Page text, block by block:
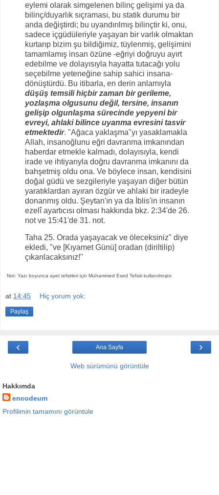
eylemi olarak simgelenen bilinç gelişimi ya da
bilinç/duyarlık sıçraması, bu statik durumu bir
anda değiştirdi; bu uyandırılmış bilinçtir ki, onu,
sadece içgüdüleriyle yaşayan bir varlık olmaktan
kurtarıp bizim şu bildiğimiz, tüylenmiş, gelişimini
tamamlamış insan özüne -eğriyi doğruyu ayırt
edebilme ve dolayısıyla hayatta tutacağı yolu
seçebilme yeteneğine sahip sahici insana-
dönüştürdü. Bu itibarla, en derin anlamıyla
düşüş temsili hiçbir zaman bir gerileme,
yozlaşma olgusunu değil, tersine, insanın
gelişip olgunlaşma sürecinde yepyeni bir
evreyi, ahlaki bilince uyanma evresini tasvir
etmektedir. "Ağaca yaklaşma"yı yasaklamakla
Allah, insanoğlunu eğri davranma imkanından
haberdar etmekle kalmadı, dolayısıyla, kendi
irade ve ihtiyarıyla doğru davranma imkanını da
bahşetmiş oldu ona. Ve böylece insan, kendisini
doğal güdü ve sezgileriyle yaşayan diğer bütün
yaratıklardan ayıran özgür ve ahlaki bir iradeyle
donanmış oldu. Şeytan'ın ya da İblis'in insanın
ezelî ayartıcısı olması hakkında bkz. 2:34'de 26.
not ve 15:41'de 31. not.
Taha 25. Orada yaşayacak ve öleceksiniz" diye
ekledi, "ve [Kıyamet Günü] oradan (diriltilip)
çıkarılacaksınız!"
Not: Yazı boyunca ayet tefsirleri için Muhammed Esed Tefsiri kullanılmıştır.
at 14:45 Hiç yorum yok:
Paylaş
‹ ›
Ana Sayfa
Web sürümünü görüntüle
Hakkımda
encodeum
Profilimin tamamını görüntüle